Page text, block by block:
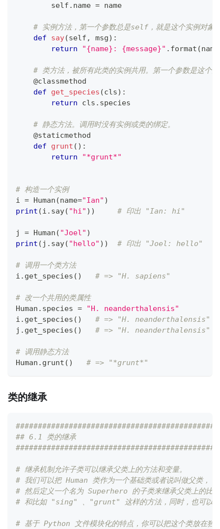
        self
. name = name
# 实例方法，第一个参数总是self，就是这个实例对象
def
say(self , msg) :
return
"{name}: {message}" . format (name
# 类方法，被所有此类的实例共用。第一个参数是这个
@classmethod
def
get_species (cls) :
return cls . species
# 静态方法。调用时没有实例或类的绑定。
@staticmethod
def
grunt ( ) :
return
"*grunt*"
# 构造一个实例
i = Human (name="Ian" )
print (i . say( "hi" ) ) # 印出 "Ian: hi"
j = Human ( "Joel" )
print ( j . say( "hello" ) ) # 印出 "Joel: hello"
# 调用一个类方法
i . get_species ( ) # => "H. sapiens"
# 改一个共用的类属性
Human . species =
"H. neanderthalensis"
i . get_species ( )
# => "H. neanderthalensis"
j . get_species ( ) # => "H. neanderthalensis"
# 调用静态方法
Human . grunt ( ) # => "*grunt*"
类的继承
## 6.1 类的继承
# 继承机制允许子类可以继承父类上的方法和变量。
# 我们可以把 Human 类作为一个基础类或者说叫做父类，
# 然后定义一个名为 Superhero 的子类来继承父类上
# 和比如 "sing" 、"grunt" 这样的方法，同时，也可以定
# 基于 Python 文件模块化的特点，你可以把这个类放在独